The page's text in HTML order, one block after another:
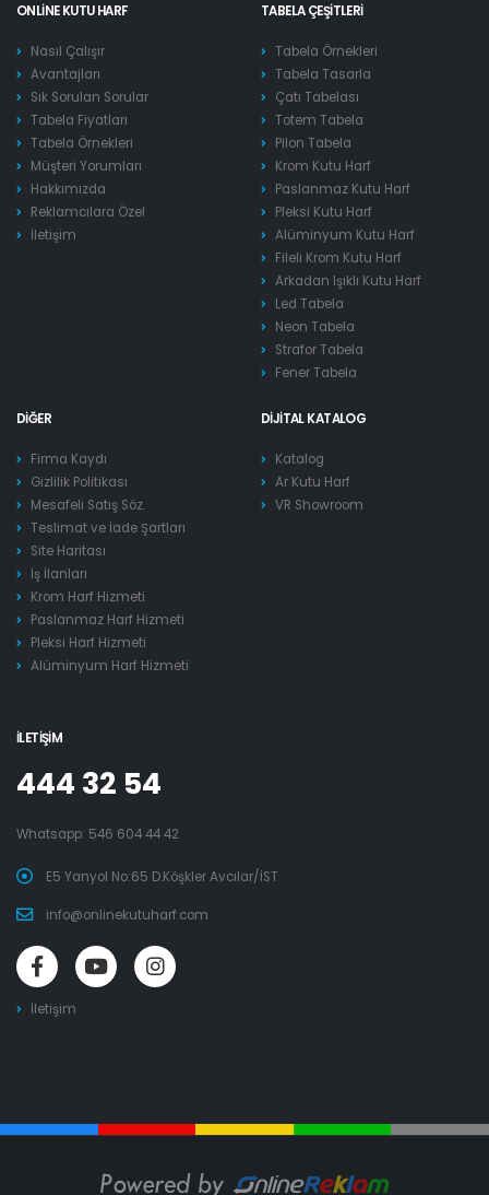
ONLINE KUTU HARF
Nasıl Çalışır
Avantajları
Sık Sorulan Sorular
Tabela Fiyatları
Tabela Örnekleri
Müşteri Yorumları
Hakkımızda
Reklamcılara Özel
İletişim
TABELA ÇEŞITLERI
Tabela Örnekleri
Tabela Tasarla
Çatı Tabelası
Totem Tabela
Pilon Tabela
Krom Kutu Harf
Paslanmaz Kutu Harf
Pleksi Kutu Harf
Alüminyum Kutu Harf
Fileli Krom Kutu Harf
Arkadan Işıklı Kutu Harf
Led Tabela
Neon Tabela
Strafor Tabela
Fener Tabela
DIĞER
Firma Kaydı
Gizlilik Politikası
Mesafeli Satış Söz.
Teslimat ve İade Şartları
Site Haritası
İş İlanları
Krom Harf Hizmeti
Paslanmaz Harf Hizmeti
Pleksi Harf Hizmeti
Alüminyum Harf Hizmeti
DIJITAL KATALOG
Katalog
Ar Kutu Harf
VR Showroom
İLETIŞIM
444 32 54
Whatsapp: 546 604 44 42
E5 Yanyol No:65 D.Köşkler Avcılar/İST
info@onlinekutuharf.com
İletişim